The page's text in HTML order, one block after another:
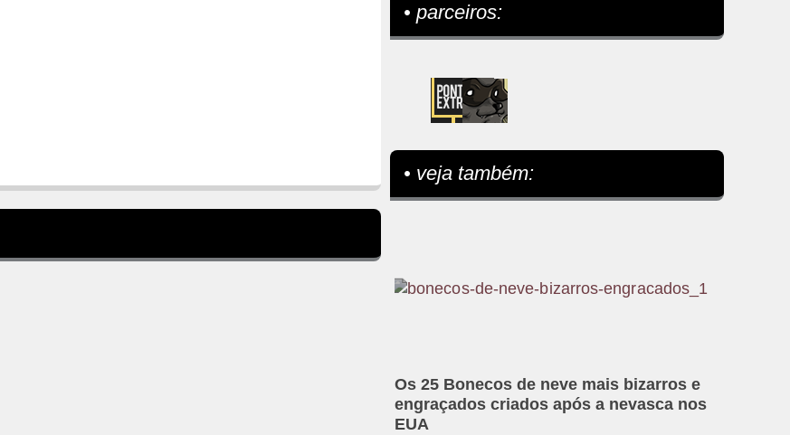
• parceiros:
• veja também:
Os 25 Bonecos de neve mais bizarros e
engraçados criados após a nevasca nos
EUA